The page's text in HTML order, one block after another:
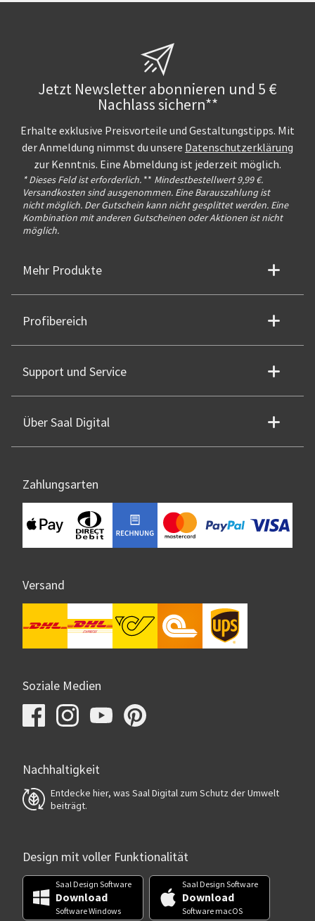
Jetzt Newsletter abonnieren und 5 €
Nachlass sichern**
Erhalte exklusive Preisvorteile und Gestaltungstipps. Mit
der Anmeldung nimmst du unsere Datenschutzerklärung
zur Kenntnis. Eine Abmeldung ist jederzeit möglich.
* Dieses Feld ist erforderlich. ** Mindestbestellwert 9,99 €.
Versandkosten sind ausgenommen. Eine Barauszahlung ist
nicht möglich. Der Gutschein kann nicht gesplittet werden. Eine
Kombination mit anderen Gutscheinen oder Aktionen ist nicht
möglich.
Mehr Produkte
Profibereich
Support und Service
Über Saal Digital
Zahlungsarten
Versand
Soziale Medien
Nachhaltigkeit
Entdecke hier, was Saal Digital zum Schutz der Umwelt
beiträgt.
Design mit voller Funktionalität
Saal Design Software
Download
Software Windows
Saal Design Software
Download
Software macOS